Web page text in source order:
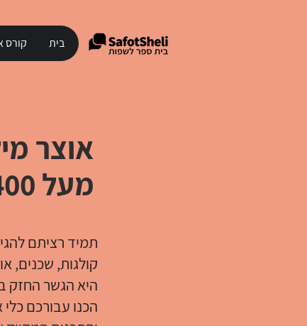
בית קורס
אוצר
מעל 400 מילים ותרגומן לערבית
תמיד רציתם
קולגות, שכנים,
היא הגשר החזק